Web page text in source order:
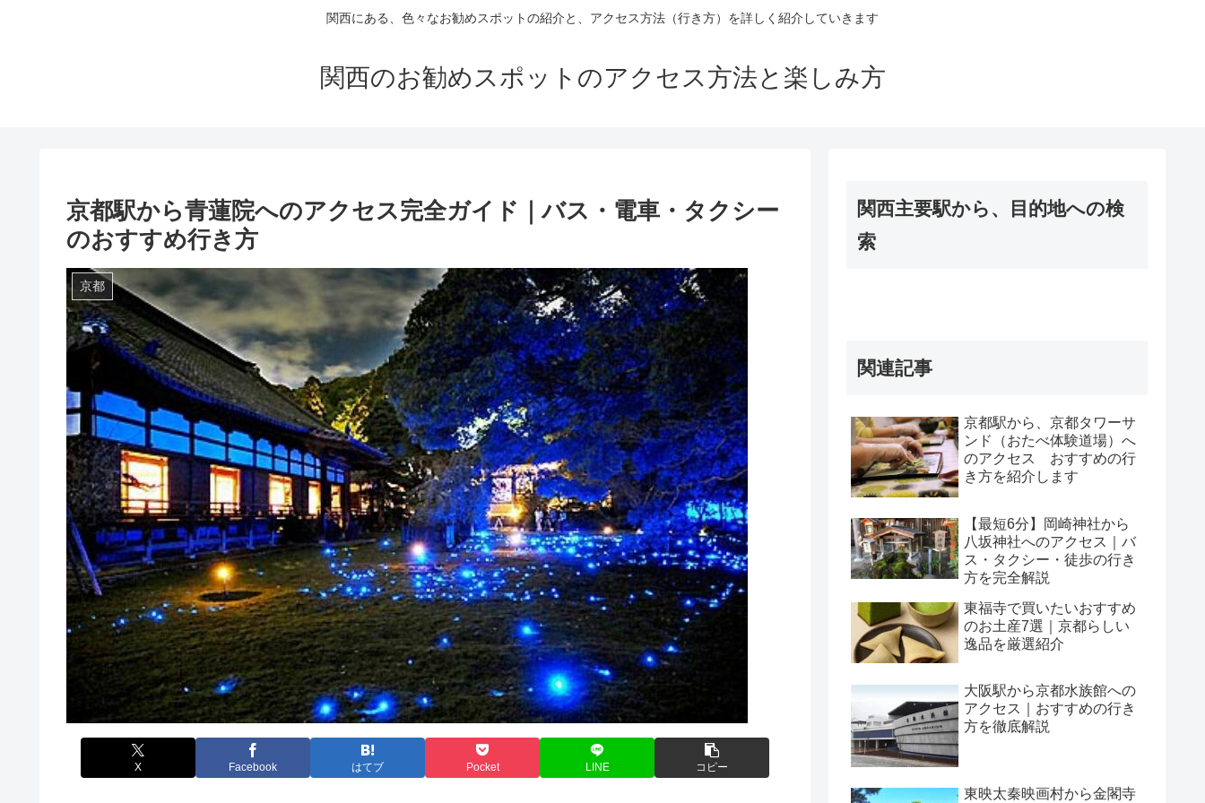
関西にある、色々なお勧めスポットの紹介と、アクセス方法（行き方）を詳しく紹介していきます
関西のお勧めスポットのアクセス方法と楽しみ方
京都駅から青蓮院へのアクセス完全ガイド｜バス・電車・タクシー
のおすすめ行き方
京都
X Facebook はてブ Pocket LINE コピー
関西主要駅から、目的地への検
索
関連記事
京都駅から、京都タワーサ
ンド（おたべ体験道場）へ
のアクセス おすすめの行
き方を紹介します
【最短6分】岡崎神社から
八坂神社へのアクセス｜バ
ス・タクシー・徒歩の行き
方を完全解説
東福寺で買いたいおすすめ
のお土産7選｜京都らしい
逸品を厳選紹介
大阪駅から京都水族館への
アクセス｜おすすめの行き
方を徹底解説
東映太秦映画村から金閣寺